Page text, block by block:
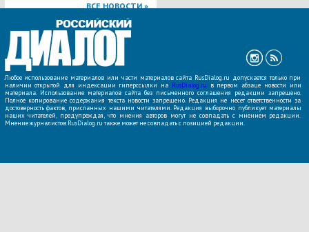
ВСЕ НОВОСТИ »
Любое использование материалов или части материалов сайта RusDialog.ru допускается только при
наличии открытой для индексации гиперссылки на RusDialog.ru в первом абзаце новости или
материала. Использование материалов сайта без письменного соглашения редакции запрещено.
Полное копирование содержания текста новости запрещено. Редакция не несет ответственности за
достоверность фактов, присланных нашими читателями. Редакция выборочно публикует материалы
наших читателей, предупреждая, что мнения авторов могут не совпадать с мнением редакции.
Мнение журналистов RusDialog.ru также может не совпадать с позицией редакции.